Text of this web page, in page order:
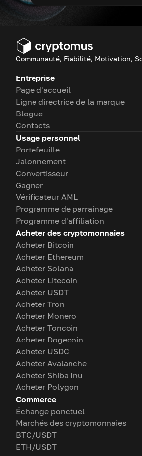
Communauté, Fiabilité, Motivation,
Entreprise
Page d'accueil
Ligne directrice de la marque
Blogue
Contacts
Usage personnel
Portefeuille
Jalonnement
Convertisseur
Gagner
Vérificateur AML
Programme de parrainage
Programme d'affiliation
Acheter des cryptomonnaies
Acheter Bitcoin
Acheter Ethereum
Acheter Solana
Acheter Litecoin
Acheter USDT
Acheter Tron
Acheter Monero
Acheter Toncoin
Acheter Dogecoin
Acheter USDC
Acheter Avalanche
Acheter Shiba Inu
Acheter Polygon
Commerce
Échange ponctuel
Marchés des cryptomonnaies
BTC/USDT
ETH/USDT